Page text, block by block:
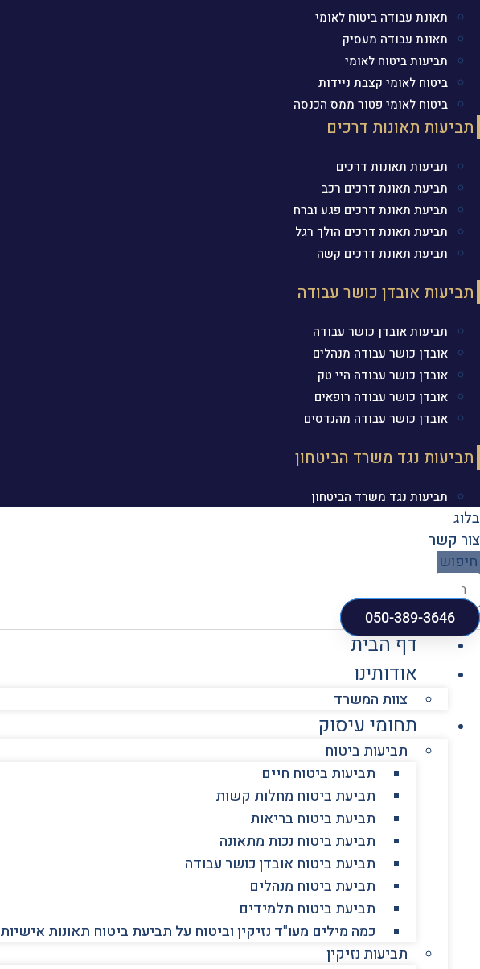
תאונת עבודה ביטוח לאומי
תאונת עבודה מעסיק
תביעות ביטוח לאומי
ביטוח לאומי קצבת ניידות
ביטוח לאומי פטור ממס הכנסה
תביעות תאונות דרכים
תביעות תאונות דרכים
תביעת תאונת דרכים רכב
תביעת תאונת דרכים פגע וברח
תביעת תאונת דרכים הולך רגל
תביעת תאונת דרכים קשה
תביעות אובדן כושר עבודה
תביעות אובדן כושר עבודה
אובדן כושר עבודה מנהלים
אובדן כושר עבודה היי טק
אובדן כושר עבודה רופאים
אובדן כושר עבודה מהנדסים
תביעות נגד משרד הביטחון
תביעות נגד משרד הביטחון
בלוג
צור קשר
חיפוש
050-389-3646
דף הבית
אודותינו
צוות המשרד
תחומי עיסוק
תביעות ביטוח
תביעות ביטוח חיים
תביעת ביטוח מחלות קשות
תביעת ביטוח בריאות
תביעת ביטוח נכות מתאונה
תביעת ביטוח אובדן כושר עבודה
תביעת ביטוח מנהלים
תביעת ביטוח תלמידים
כמה מילים מעו"ד נזיקין וביטוח על תביעת ביטוח תאונות אישיות
תביעות נזיקין